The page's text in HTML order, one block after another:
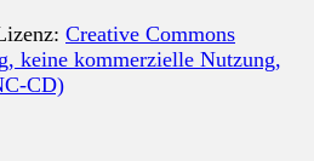
Creative Commons
keine kommerzielle Nutzung,
CD)